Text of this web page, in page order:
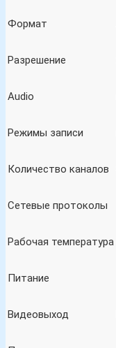
Формат
Разрешение
Audio
Режимы записи
Количество каналов
Сетевые протоколы
Рабочая температура
Питание
Видеовыход